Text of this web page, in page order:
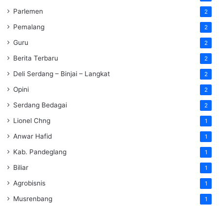
Parlemen 2
Pemalang 2
Guru 2
Berita Terbaru 2
Deli Serdang – Binjai – Langkat 2
Opini 2
Serdang Bedagai 2
Lionel Chng 1
Anwar Hafid 1
Kab. Pandeglang 1
Biliar 1
Agrobisnis 1
Musrenbang 1